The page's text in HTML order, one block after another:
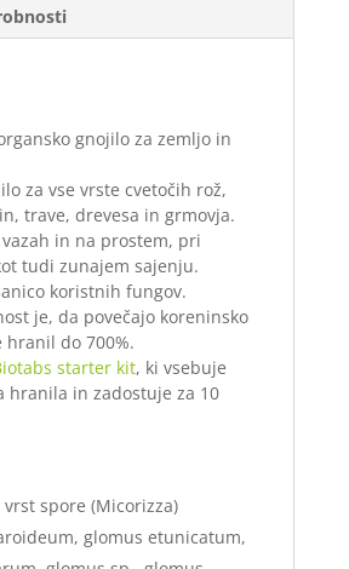
gnojilo za zemljo in
za vse vrste cvetočih rož,
trave, drevesa in grmovja.
in na prostem, pri
tudi zunajem sajenju.
koristnih fungov.
je, da povečajo koreninsko
do 700%.
starter kit, ki vsebuje
hranila in zadostuje za 10
spore (Micorizza)
glomus etunicatum,